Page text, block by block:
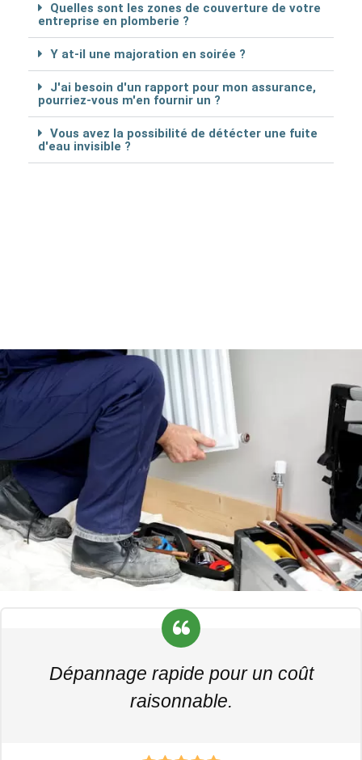
Quelles sont les zones de couverture de votre
entreprise en plomberie ?
Y at-il une majoration en soirée ?
J'ai besoin d'un rapport pour mon assurance,
pourriez-vous m'en fournir un ?
Vous avez la possibilité de détécter une fuite
d'eau invisible ?
Dépannage rapide pour un coût
raisonnable.